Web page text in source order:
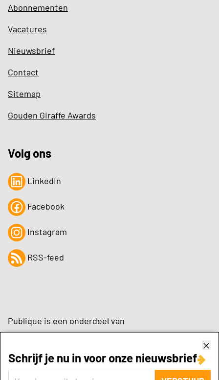
Schrijf je nu in voor onze nieuwsbrief
Abonnementen
Vacatures
Nieuwsbrief
Contact
Sitemap
Gouden Giraffe Awards
Volg ons
LinkedIn
Facebook
Instagram
RSS-feed
Publique is een onderdeel van